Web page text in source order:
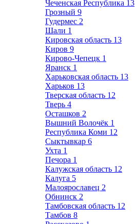
Чеченская Республика 13
Грозный 9
Гудермес 2
Шали 1
Кировская область 13
Киров 9
Кирово-Чепецк 1
Яранск 1
Харьковская область 13
Харьков 13
Тверская область 12
Тверь 4
Осташков 2
Вышний Волочёк 1
Республика Коми 12
Сыктывкар 6
Ухта 1
Печора 1
Калужская область 12
Калуга 5
Малоярославец 2
Обнинск 2
Тамбовская область 12
Тамбов 8